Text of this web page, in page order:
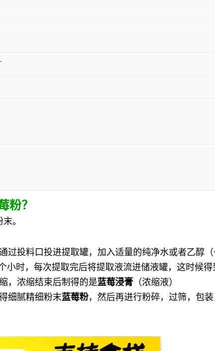
粉？
。
过投料口投进提取罐，加入适量的纯净水或者乙醇
小时，每次提取完后将提取液流进储液罐，这时候得
，浓缩结束后制得的是蓝莓浸膏 （浓缩液）
细腻精细粉末蓝莓粉，然后再进行粉碎，过筛，包装